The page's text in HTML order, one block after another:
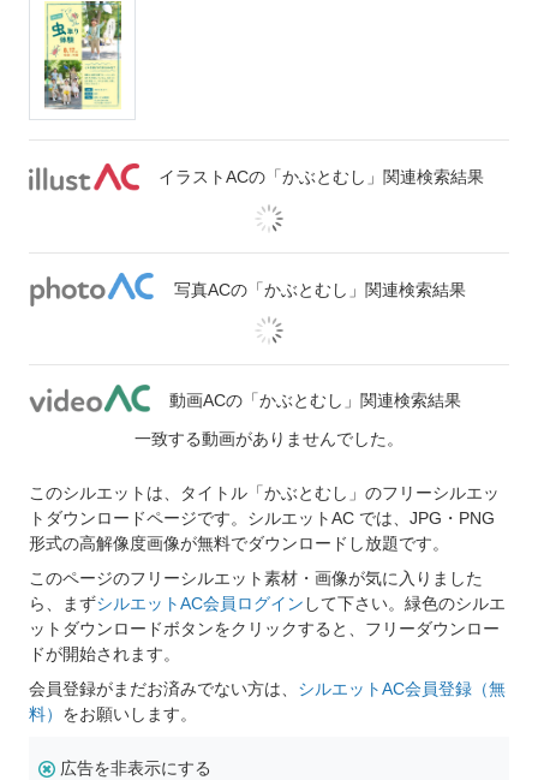
イラストACの「かぶとむし」関連検索結果
写真ACの「かぶとむし」関連検索結果
動画ACの「かぶとむし」関連検索結果
一致する動画がありませんでした。
このシルエットは、タイトル「かぶとむし」のフリーシルエッ
トダウンロードページです。シルエットAC では、JPG・PNG
形式の高解像度画像が無料でダウンロードし放題です。
このページのフリーシルエット素材・画像が気に入りました
ら、まずシルエットAC会員ログイン して下さい。緑色のシルエ
ットダウンロードボタンをクリックすると、フリーダウンロー
ドが開始されます。
会員登録がまだお済みでない方は、 シルエットAC会員登録（無
料） をお願いします。
広告を非表示にする